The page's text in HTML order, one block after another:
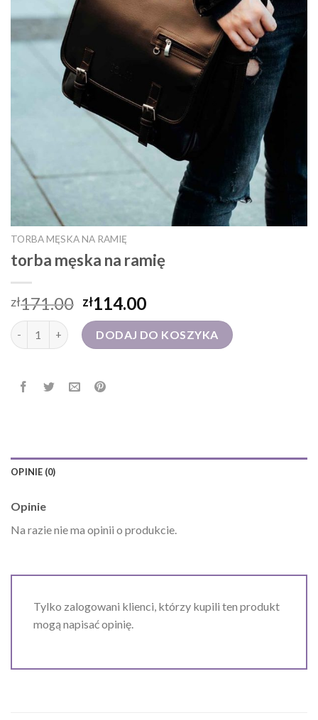
TORBA MĘSKA NA RAMIĘ
torba męska na ramię
zł171.00 zł114.00
ilość torba męska na ramięDODAJ DO KOSZYKA
OPINIE (0)
Opinie
Na razie nie ma opinii o produkcie.
Tylko zalogowani klienci, którzy kupili ten produkt
mogą napisać opinię.